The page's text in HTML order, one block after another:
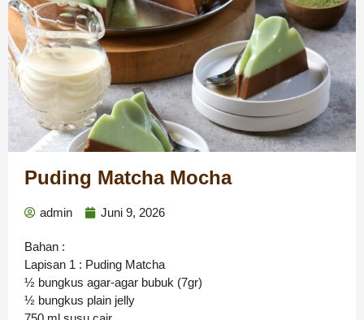
Puding Matcha Mocha
admin Juni 9, 2026
Bahan :
Lapisan 1 : Puding Matcha
½ bungkus agar-agar bubuk (7gr)
½ bungkus plain jelly